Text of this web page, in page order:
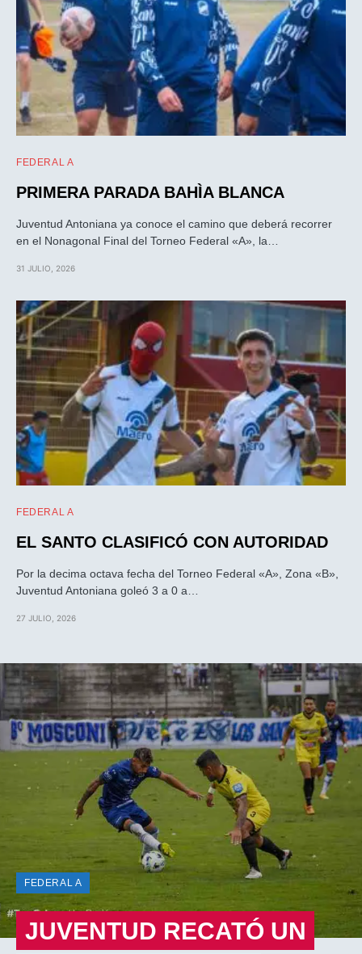
FEDERAL A
PRIMERA PARADA BAHÌA BLANCA
Juventud Antoniana ya conoce el camino que deberá recorrer
en el Nonagonal Final del Torneo Federal «A», la…
31 JULIO, 2026
FEDERAL A
EL SANTO CLASIFICÓ CON AUTORIDAD
Por la decima octava fecha del Torneo Federal «A», Zona «B»,
Juventud Antoniana goleó 3 a 0 a…
27 JULIO, 2026
FEDERAL A
JUVENTUD RECATÓ UN